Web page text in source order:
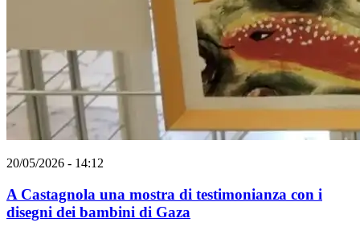
20/05/2026 - 14:12
A Castagnola una mostra di testimonianza con i
disegni dei bambini di Gaza